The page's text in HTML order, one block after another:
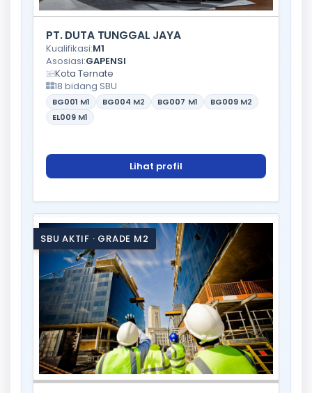
PT. DUTA TUNGGAL JAYA
Kualifikasi:M1
Asosiasi:GAPENSI
Kota Ternate
18 bidang SBU
BG001 M1 BG004 M2 BG007 M1 BG009 M2
EL009 M1
Lihat profil
SBU AKTIF · GRADE M2